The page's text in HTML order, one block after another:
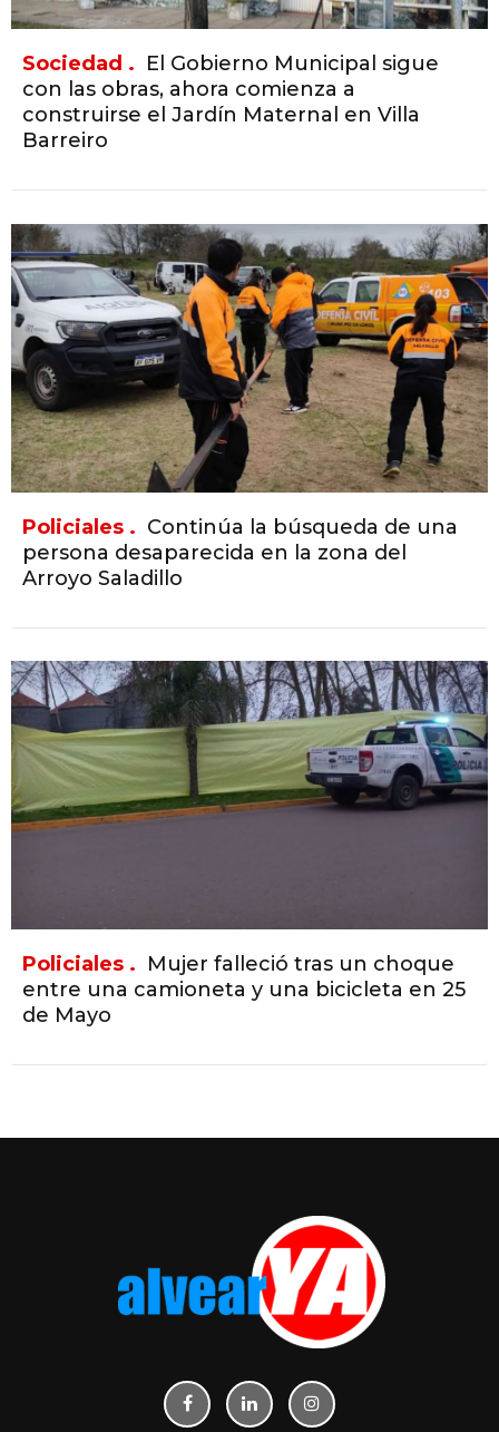
Sociedad . El Gobierno Municipal sigue
con las obras, ahora comienza a
construirse el Jardín Maternal en Villa
Barreiro
Policiales . Continúa la búsqueda de una
persona desaparecida en la zona del
Arroyo Saladillo
Policiales . Mujer falleció tras un choque
entre una camioneta y una bicicleta en 25
de Mayo